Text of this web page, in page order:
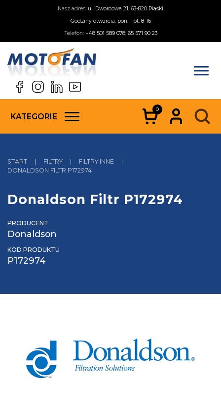
Nasz adres: ul. Dworcowa 21, 63-820 Piaski
Godziny otwarcia: pon. - pt. 8-16
Telefon: +48 501 589 078; 65 571 90 23
KATEGORIE
0
START | FILTRY | FILTRY INNE
|
DONALDSON FILTR P172974
Donaldson Filtr P172974
PRODUCENT
Donaldson
KOD PRODUKTU
P172974